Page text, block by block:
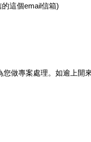
這個email信箱)
做專案處理。如逾上